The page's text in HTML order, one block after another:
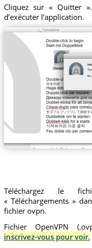
Cliquez sur « Quitter
d’exécuter l’application.
Téléchargez le
« Téléchargements »
fichier ovpn.
Fichier OpenVPN
inscrivez-vous pour voir.